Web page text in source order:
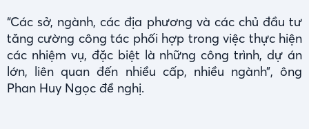
“Các sở, ngành, các địa phương và các chủ đầu tư
tăng cường công tác phối hợp trong việc thực hiện
các nhiệm vụ, đặc biệt là những công trình, dự án
lớn, liên quan đến nhiều cấp, nhiều ngành”, ông
Phan Huy Ngọc đề nghị.